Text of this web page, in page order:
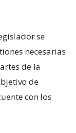
se
necesarias
de la
de
con los